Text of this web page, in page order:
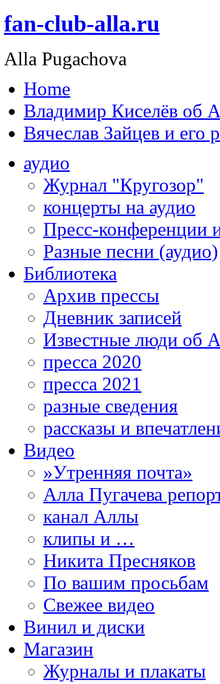
fan-club-alla.ru
Alla Pugachova
Home
Владимир Киселёв об
Вячеслав Зайцев и его
аудио
Журнал "Кругозор"
концерты на аудио
Пресс-конференции
Разные песни (аудио)
Библиотека
Архив прессы
Дневник записей
Известные люди об
пресса 2020
пресса 2021
разные сведения
рассказы и
Видео
»Утренняя почта»
Алла Пугачева
канал Аллы
клипы и …
Никита Пресняков
По вашим просьбам
Свежее видео
Винил и диски
Магазин
Журналы и плакаты